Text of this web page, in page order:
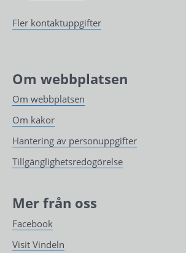
Fler kontaktuppgifter
Om webbplatsen
Om webbplatsen
Om kakor
Hantering av personuppgifter
Tillgänglighetsredogörelse
Mer från oss
Facebook
Visit Vindeln